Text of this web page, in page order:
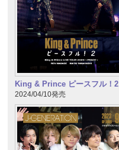
King & Prince ピースフル！2
2024/04/10発売